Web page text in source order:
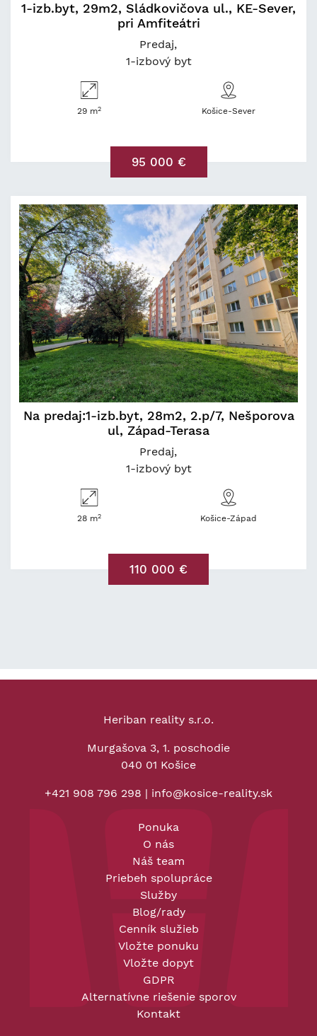
1-izb.byt, 29m2, Sládkovičova ul., KE-Sever,
pri Amfiteátri
Predaj
1-izbový byt
29 m2 Košice-Sever
95 000 €
Na predaj:1-izb.byt, 28m2, 2.p/7, Nešporova
ul, Západ-Terasa
Predaj
1-izbový byt
28 m2 Košice-Západ
110 000 €
Heriban reality s.r.o.
Murgašova 3, 1. poschodie
040 01 Košice
+421 908 796 298 | info@kosice-reality.sk
Ponuka
O nás
Náš team
Priebeh spolupráce
Služby
Blog/rady
Cenník služieb
Vložte ponuku
Vložte dopyt
GDPR
Alternatívne riešenie sporov
Kontakt